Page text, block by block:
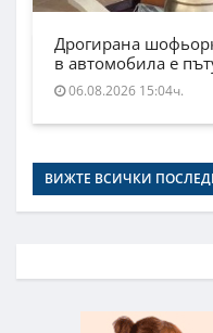
Дрогирана
в автомобила е
06.08.2026 15:04ч.
ВИЖТЕ ВСИЧКИ